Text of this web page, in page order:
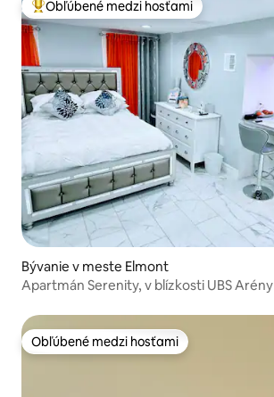
Najobľúbenejšie medzi hosťami
Obľúbené medzi hosťami
Bývanie v meste Elmont
Apartmán Serenity, v blízkosti UBS Arény
Obľúbené medzi hosťami
Obľúbené medzi hosťami